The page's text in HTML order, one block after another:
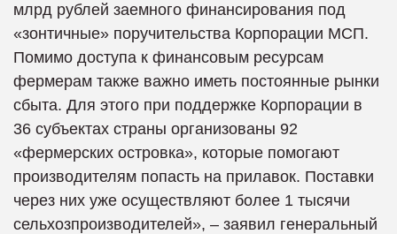
млрд рублей заемного финансирования под
«зонтичные» поручительства Корпорации МСП.
Помимо доступа к финансовым ресурсам
фермерам также важно иметь постоянные рынки
сбыта. Для этого при поддержке Корпорации в
36 субъектах страны организованы 92
«фермерских островка», которые помогают
производителям попасть на прилавок. Поставки
через них уже осуществляют более 1 тысячи
сельхозпроизводителей», – заявил генеральный